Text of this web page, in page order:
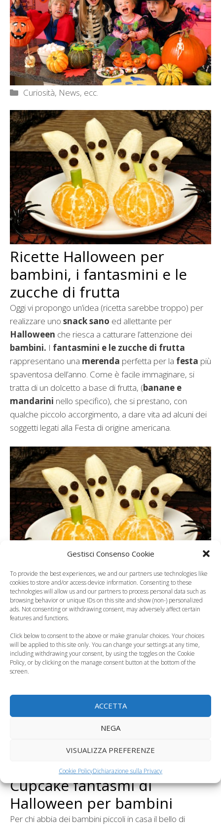
Gestisci Consenso Cookie
To provide the best experiences, we and our partners use technologies like
cookies to store and/or access device information. Consenting to these
technologies will allow us and our partners to process personal data such as
browsing behavior or unique IDs on this site and show (non-) personalized
ads. Not consenting or withdrawing consent, may adversely affect certain
features and functions.
Click below to consent to the above or make granular choices. Your choices
will be applied to this site only. You can change your settings at any time,
including withdrawing your consent, by using the toggles on the Cookie
Policy, or by clicking on the manage consent button at the bottom of the
screen.
ACCETTA
NEGA
VISUALIZZA PREFERENZE
Cookie PolicyDichiarazione sulla Privacy
Categorie
Curiosità, News, ecc.
Ricette Halloween per
bambini, i fantasmini e le
zucche di frutta
Oggi vi propongo un’idea (ricetta sarebbe troppo) per
realizzare uno snack sano ed allettante per
Halloween che riesca a catturare l’attenzione dei
bambini. I fantasmini e le zucche di frutta
rappresentano una merenda perfetta per la festa più
spaventosa dell’anno. Come è facile immaginare, si
tratta di un dolcetto a base di frutta, (banane e
mandarini nello specifico), che si prestano, con
qualche piccolo accorgimento, a dare vita ad alcuni dei
soggetti legati alla Festa di origine americana.
Categorie
Alimentazione del bambino
Cupcake fantasmi di
Halloween per bambini
Per chi abbia dei bambini piccoli in casa il bello di